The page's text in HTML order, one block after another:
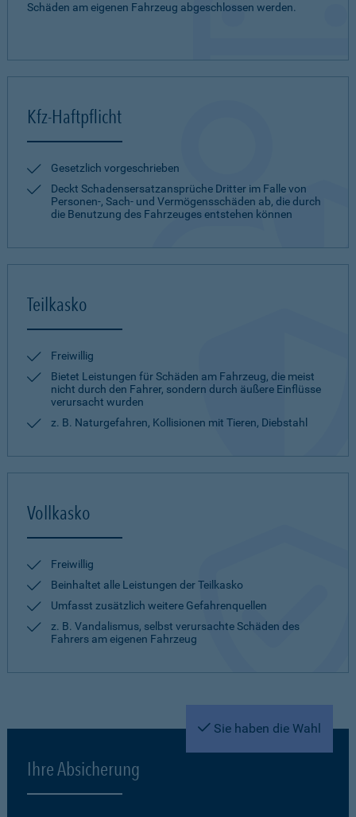
Schäden am eigenen Fahrzeug abgeschlossen werden.
Kfz-Haftpflicht
Gesetzlich vorgeschrieben
Deckt Schadensersatzansprüche Dritter im Falle von
Personen-, Sach- und Vermögensschäden ab, die durch
die Benutzung des Fahrzeuges entstehen können
Teilkasko
Freiwillig
Bietet Leistungen für Schäden am Fahrzeug, die meist
nicht durch den Fahrer, sondern durch äußere Einflüsse
verursacht wurden
z. B. Naturgefahren, Kollisionen mit Tieren, Diebstahl
Vollkasko
Freiwillig
Beinhaltet alle Leistungen der Teilkasko
Umfasst zusätzlich weitere Gefahrenquellen
z. B. Vandalismus, selbst verursachte Schäden des
Fahrers am eigenen Fahrzeug
Sie haben die Wahl
Ihre Absicherung